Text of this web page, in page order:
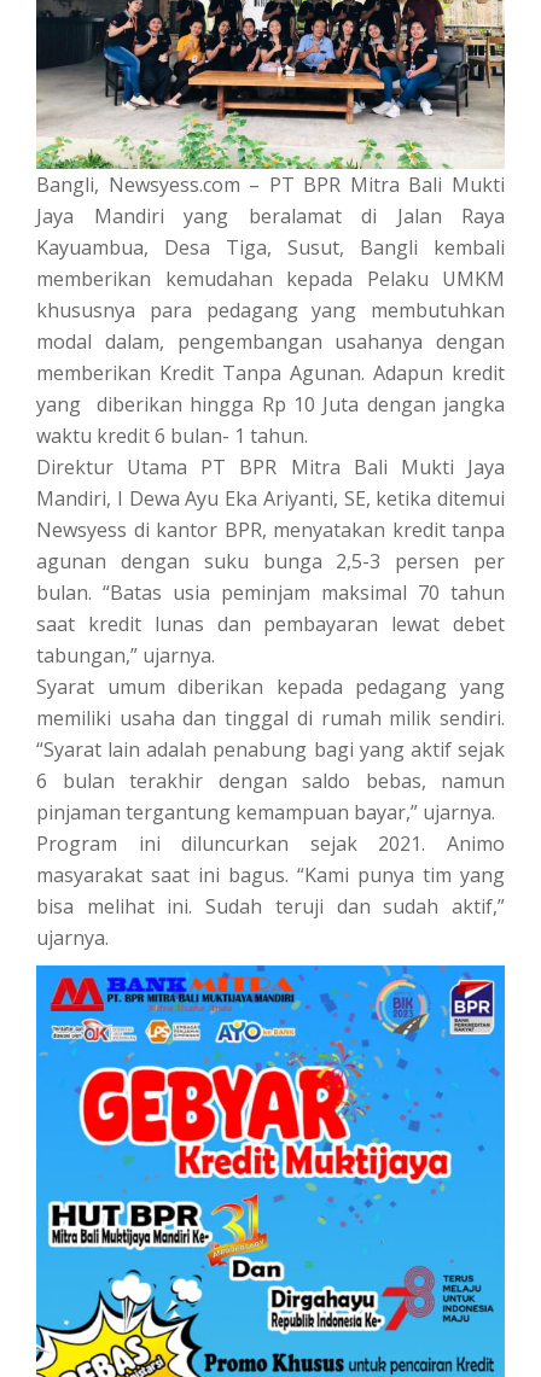
Bangli, Newsyess.com – PT BPR Mitra Bali Mukti
Jaya Mandiri yang beralamat di Jalan Raya
Kayuambua, Desa Tiga, Susut, Bangli kembali
memberikan kemudahan kepada Pelaku UMKM
khususnya para pedagang yang membutuhkan
modal dalam, pengembangan usahanya dengan
memberikan Kredit Tanpa Agunan. Adapun kredit
yang diberikan hingga Rp 10 Juta dengan jangka
waktu kredit 6 bulan- 1 tahun.
Direktur Utama PT BPR Mitra Bali Mukti Jaya
Mandiri, I Dewa Ayu Eka Ariyanti, SE, ketika ditemui
Newsyess di kantor BPR, menyatakan kredit tanpa
agunan dengan suku bunga 2,5-3 persen per
bulan. “Batas usia peminjam maksimal 70 tahun
saat kredit lunas dan pembayaran lewat debet
tabungan,” ujarnya.
Syarat umum diberikan kepada pedagang yang
memiliki usaha dan tinggal di rumah milik sendiri.
“Syarat lain adalah penabung bagi yang aktif sejak
6 bulan terakhir dengan saldo bebas, namun
pinjaman tergantung kemampuan bayar,” ujarnya.
Program ini diluncurkan sejak 2021. Animo
masyarakat saat ini bagus. “Kami punya tim yang
bisa melihat ini. Sudah teruji dan sudah aktif,”
ujarnya.